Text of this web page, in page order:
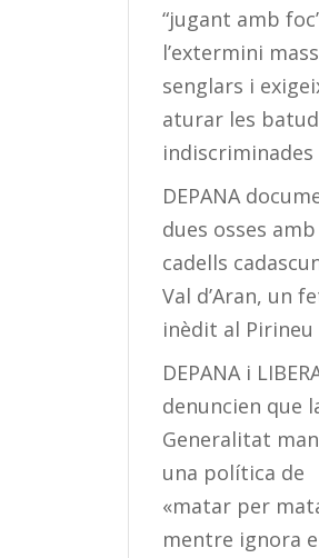
“jugant amb
l’extermini
senglars i
aturar les
indiscriminades
DEPANA
dues osses
cadells
Val d’Aran, un
inèdit al Pirineu
DEPANA i
denuncien que
Generalitat
una política de
«matar per
mentre ignora